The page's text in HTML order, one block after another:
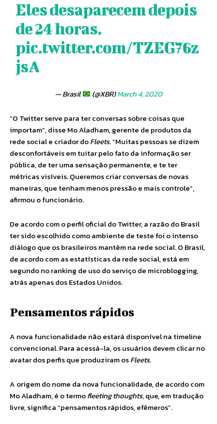
Eles desaparecem depois
de 24 horas.
pic.twitter.com/TZEG76z
jsA
— Brasil (@XBR)March 4, 2020
“O Twitter serve para ter conversas sobre coisas que
importam”, disse Mo Aladham, gerente de produtos da
rede social e criador doFleets. “Muitas pessoas se dizem
desconfortáveis em tuitar pelo fato da informação ser
pública, de ter uma sensação permanente, e te ter
métricas visíveis. Queremos criar conversas de novas
maneiras, que tenham menos pressão e mais controle”,
afirmou o funcionário.
De acordo com o perfil oficial do Twitter, a razão do Brasil
ter sido escolhido como ambiente de teste foi o intenso
diálogo que os brasileiros mantêm na rede social. O Brasil,
de acordo com as estatísticas da rede social, está em
segundo no ranking de uso do serviço de microblogging,
atrás apenas dos Estados Unidos.
Pensamentos rápidos
A nova funcionalidade não estará disponível na timeline
convencional. Para acessá-la, os usuários devem clicar no
avatar dos perfis que produziram osFleets.
A origem do nome da nova funcionalidade, de acordo com
Mo Aladham, é o termofleeting thoughts, que, em tradução
livre, significa “pensamentos rápidos, efêmeros”.